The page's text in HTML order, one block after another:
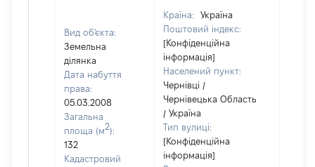
Вид об'єкта:
Земельна
ділянка
Дата набуття
права:
05.03.2008
Загальна
площа (м2):
132
Кадастровий
Країна:
Україна
Поштовий індекс:
[Конфіденційна
інформація]
Населений пункт:
Чернівці /
Чернівецька Область
/ Україна
Тип вулиці:
[Конфіденційна
інформація]